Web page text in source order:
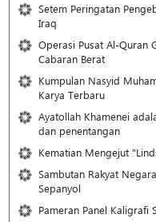
Setem Peringatan
Iraq
Operasi Pusat Al-Quran
Cabaran Berat
Kumpulan Nasyid
Karya Terbaru
Ayatollah Khamenei
dan penentangan
Kematian Mengejut
Sambutan Rakyat
Sepanyol
Pameran Panel Kaligrafi